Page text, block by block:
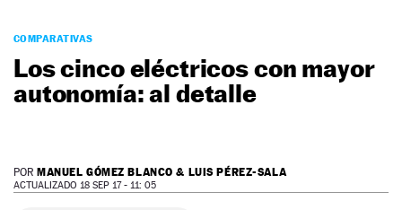
PODCAST
MOTOS
TECNOLOGÍA
SERVICIOS
COMPARATIVAS
Los cinco eléctricos con mayor
autonomía: al detalle
POR MANUEL GÓMEZ BLANCO & LUIS PÉREZ-SALA
ACTUALIZADO 18 SEP 17 - 11: 05